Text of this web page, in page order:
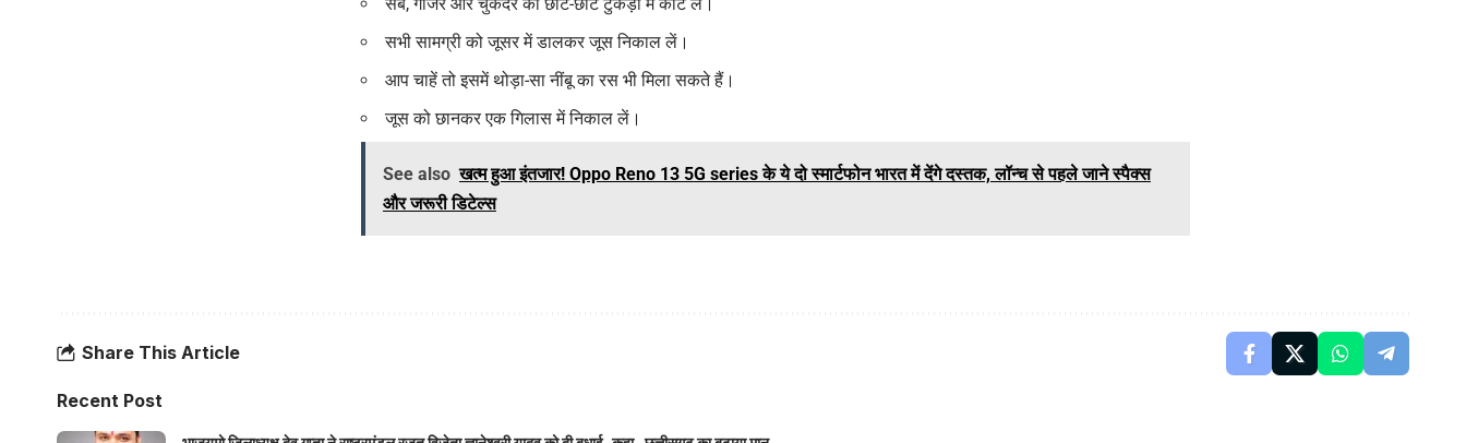
सभी सामग्री को जूसर में डालकर जूस निकाल लें।
आप चाहें तो इसमें थोड़ा-सा नींबू का रस भी मिला सकते हैं।
जूस को छानकर एक गिलास में निकाल लें।
See also खत्म हुआ इंतजार! Oppo Reno 13 5G series के ये दो स्मार्टफोन भारत में देंगे दस्तक, लॉन्च से पहले जाने स्पैक्स
और जरूरी डिटेल्स
Share This Article
Recent Post